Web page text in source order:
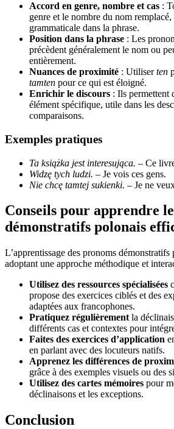
Accord en genre, nombre et cas :
genre et le nombre du nom
grammaticale dans la phrase.
Position dans la phrase : Les
précèdent généralement le nom ou
entièrement.
Nuances de proximité : Utiliserten
tamten pour ce qui est éloigné.
Enrichir le discours : Ils permettent
élément spécifique, utile dans les
comparaisons.
Exemples pratiques
Ta książka jest interesująca. – Ce
Widzę tych ludzi. – Je vois ces gens.
Nie chcę tamtej sukienki. – Je ne
Conseils pour apprendre
démonstratifs polonais
L’apprentissage des pronoms démonstratifs
adoptant une approche méthodique et
Utilisez des ressources spécialisées
propose des exercices ciblés et des
adaptées aux francophones.
Pratiquez régulièrement la
différents cas et contextes pour
Faites des exercices d’application
en parlant avec des locuteurs natifs.
Apprenez les différences de
grâce à des exemples visuels ou des
Utilisez des cartes mémoires pour
déclinaisons et les exceptions.
Conclusion